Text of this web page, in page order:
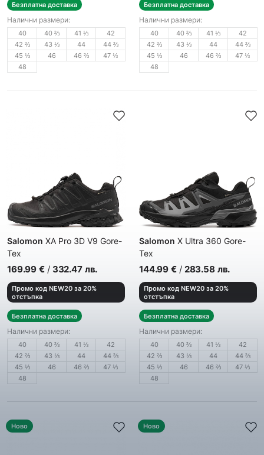
Безплатна доставка
Налични размери:
40 40 ⅔ 41 ⅓
42
42 ⅔
43 ⅓ 44
44 ⅔
45 ⅓
46 46 ⅔
47 ⅓
48
Безплатна доставка
Налични размери:
40 40 ⅔ 41 ⅓
42
42 ⅔
43 ⅓ 44
44 ⅔
45 ⅓
46 46 ⅔
47 ⅓
48
Salomon XA Pro 3D V9 Gore-
Tex
Мъжки спортни обувки
169.99 € / 332.47 лв.
Промо код NEW20 за 20%
отстъпка
Безплатна доставка
Налични размери:
40 40 ⅔ 41 ⅓
42
42 ⅔
43 ⅓ 44
44 ⅔
45 ⅓
46 46 ⅔
47 ⅓
48
Salomon X Ultra 360 Gore-
Tex
Мъжки спортни обувки
144.99 € / 283.58 лв.
Промо код NEW20 за 20%
отстъпка
Безплатна доставка
Налични размери:
40 40 ⅔ 41 ⅓
42
42 ⅔
43 ⅓ 44
44 ⅔
45 ⅓
46 46 ⅔
47 ⅓
48
Ново Ново